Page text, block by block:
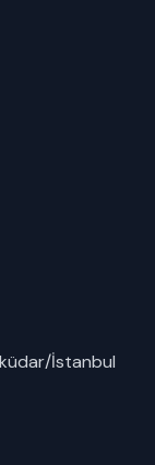
İstanbul